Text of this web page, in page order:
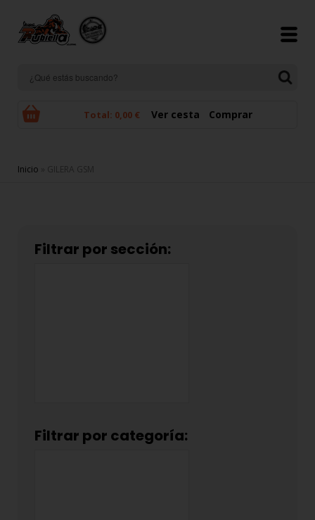
Total: 0,00 € Ver cesta Comprar
Se encuentra usted aquí
Inicio » GILERA GSM
Filtrar por sección:
Filtrar por categoría: